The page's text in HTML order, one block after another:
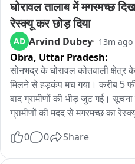
घोरावल तालाब में मगरमच्छ
रेस्क्यू कर छोड़ दिया
AD Arvind Dubey 13m ago
Obra, Uttar Pradesh:
सोनभद्र के घोरावल कोतवाली क्षेत्र
मिलने से हड़कंप मच गया। करीब 5
बाद ग्रामीणों की भीड़ जुट गई।
ग्रामीणों की मदद से मगरमच्छ का
विद्यालय के पास स्थित तालाब में
0 0 Share